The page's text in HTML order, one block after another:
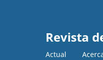
Revista
Actual